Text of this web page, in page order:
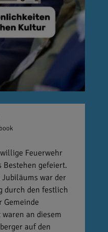
Feuerwehr
gefeiert.
war der
durch den festlich
Gemeinde
an diesem
auf den